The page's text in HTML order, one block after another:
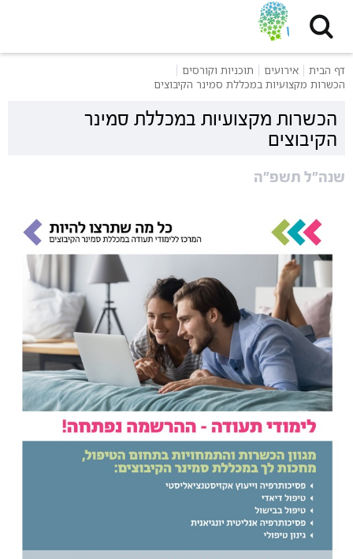
דף הבית אירועים
תוכניות וקורסים
הכשרות מקצועיות במכללת סמינר הקיבוצים
הכשרות מקצועיות במכללת סמינר
הקיבוצים
שנה״ל תשפ״ה